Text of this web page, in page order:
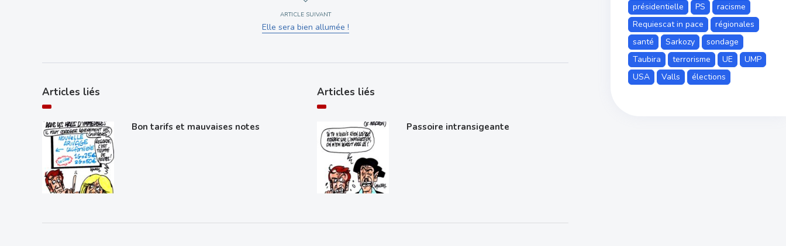
ARTICLE SUIVANT
Elle sera bien allumée !
Articles liés
Bon tarifs et mauvaises notes
Articles liés
Passoire intransigeante
présidentielle
PS
racisme
Requiescat in pace
régionales
santé
Sarkozy
sondage
Taubira
terrorisme UE
UMP
USA
Valls élections